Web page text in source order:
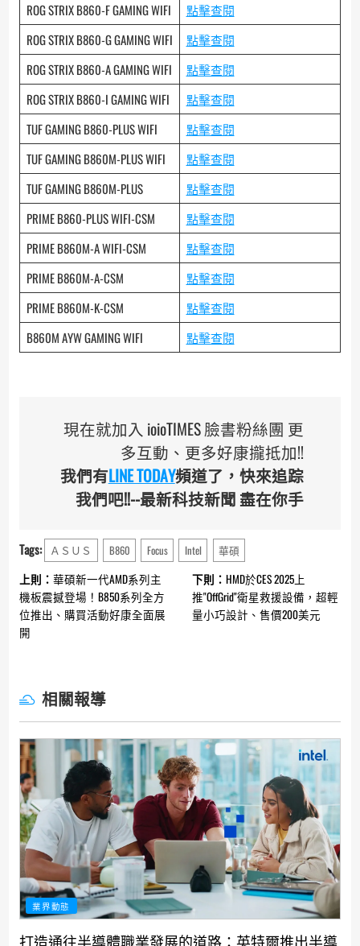
ROG STRIX B860-F GAMING WIFI
點擊查閱
ROG STRIX B860-G GAMING WIFI
點擊查閱
ROG STRIX B860-A GAMING WIFI
點擊查閱
ROG STRIX B860-I GAMING WIFI
點擊查閱
TUF GAMING B860-PLUS WIFI
點擊查閱
TUF GAMING B860M-PLUS WIFI
點擊查閱
TUF GAMING B860M-PLUS
點擊查閱
PRIME B860-PLUS WIFI-CSM
點擊查閱
PRIME B860M-A WIFI-CSM
點擊查閱
PRIME B860M-A-CSM
點擊查閱
PRIME B860M-K-CSM
點擊查閱
B860M AYW GAMING WIFI
點擊查閱
現在就加入 ioioTIMES 臉書粉絲團 更
多互動、更多好康攏抵加!!
我們有LINE TODAY頻道了，快來追踪
我們吧!!--最新科技新聞 盡在你手
Tags: ＡＳＵＳ B860 Focus Intel 華碩
Continue
Reading
上則： 華碩新一代AMD系列主
機板震撼登場！B850系列全方
位推出、購買活動好康全面展
開
下則： HMD於CES 2025上
推"OffGrid"衛星救援設備，超輕
量小巧設計、售價200美元
相關報導
業界動態
打造通往半導體職業發展的道路：英特爾推出半導